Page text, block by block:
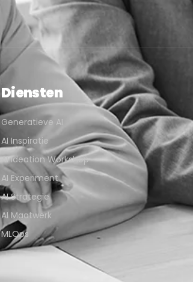
Diensten
Generatieve AI
AI Inspiratie
AI Ideation Workshop
AI Experiment
AI Strategie
AI Maatwerk
MLOps